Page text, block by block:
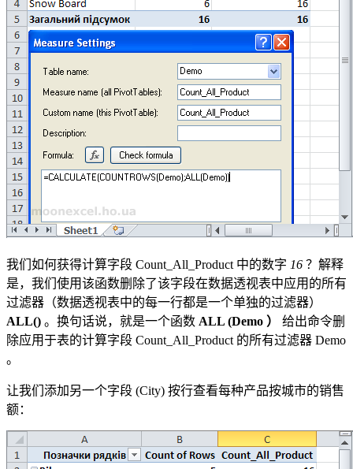
我们如何获得计算字段 Count_All_Product 中的数字 16 ？解释
是，我们使用该函数删除了该字段在数据透视表中应用的所有
过滤器（数据透视表中的每一行都是一个单独的过滤器）
ALL() 。换句话说，就是一个函数 ALL (Demo ） 给出命令删
除应用于表的计算字段 Count_All_Product 的所有过滤器 Demo
。
让我们添加另一个字段 (City) 按行查看每种产品按城市的销售
额：